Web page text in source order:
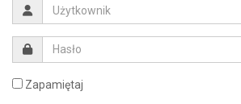
Zapamiętaj